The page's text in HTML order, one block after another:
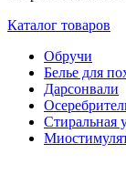
Каталог товаров
Обручи
Белье для
Дарсонвали
Стиральная